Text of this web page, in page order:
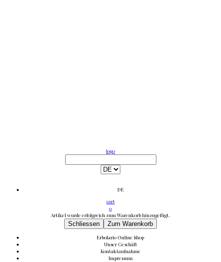
logo
DE
cart
0
Artikel wurde erfolgreich zum Warenkorb hinzugefügt.
Schliessen Zum Warenkorb
Erbolario Online Shop
Unser Geschäft
Kontaktaufnahme
Impressum